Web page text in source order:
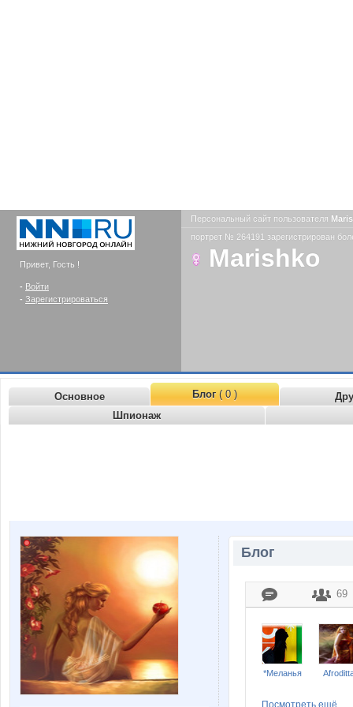
Привет, Гость !
- Войти
- Зарегистрироваться
Персональный сайт пользователя
портрет № 264191 зарегистрирован
Marishko
Основное Блог( 0 )
Шпионаж
Блог
69
*Меланья
Посмотреть ещё